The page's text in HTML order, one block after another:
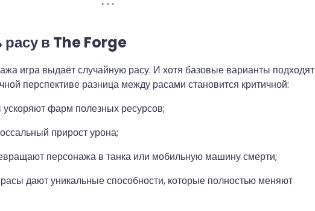
в The Forge
игра выдаёт случайную расу. И хотя базовые варианты подходят
перспективе разница между расами становится критичной:
фарм полезных ресурсов;
прирост урона;
персонажа в танка или мобильную машину смерти;
дают уникальные способности, которые полностью меняют